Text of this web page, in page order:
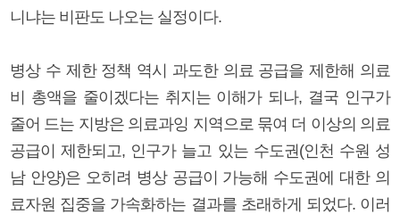
니냐는 비판도 나오는 실정이다.
병상 수 제한 정책 역시 과도한 의료 공급을 제한해 의료
비 총액을 줄이겠다는 취지는 이해가 되나, 결국 인구가
줄어 드는 지방은 의료과잉 지역으로 묶여 더 이상의 의료
공급이 제한되고, 인구가 늘고 있는 수도권(인천 수원 성
남 안양)은 오히려 병상 공급이 가능해 수도권에 대한 의
료자원 집중을 가속화하는 결과를 초래하게 되었다. 이러